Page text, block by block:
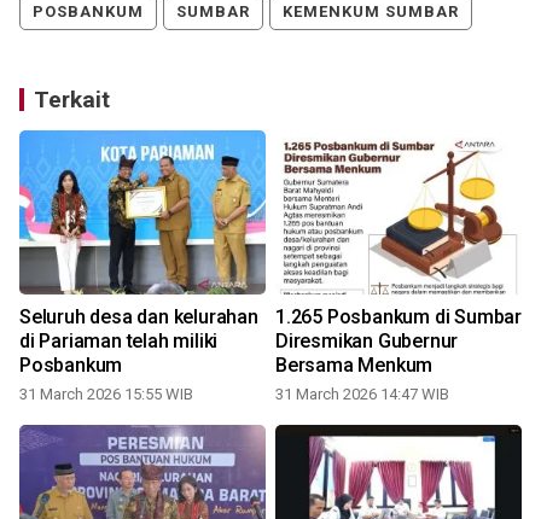
POSBANKUM SUMBAR KEMENKUM SUMBAR
Terkait
Seluruh desa dan kelurahan
di Pariaman telah miliki
Posbankum
31 March 2026 15:55 WIB
1.265 Posbankum di Sumbar
Diresmikan Gubernur
Bersama Menkum
31 March 2026 14:47 WIB